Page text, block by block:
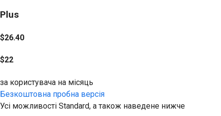
Plus
$26.40
$22
за користувача на місяць
Безкоштовна пробна версія
Усі можливості Standard, а також наведене нижче